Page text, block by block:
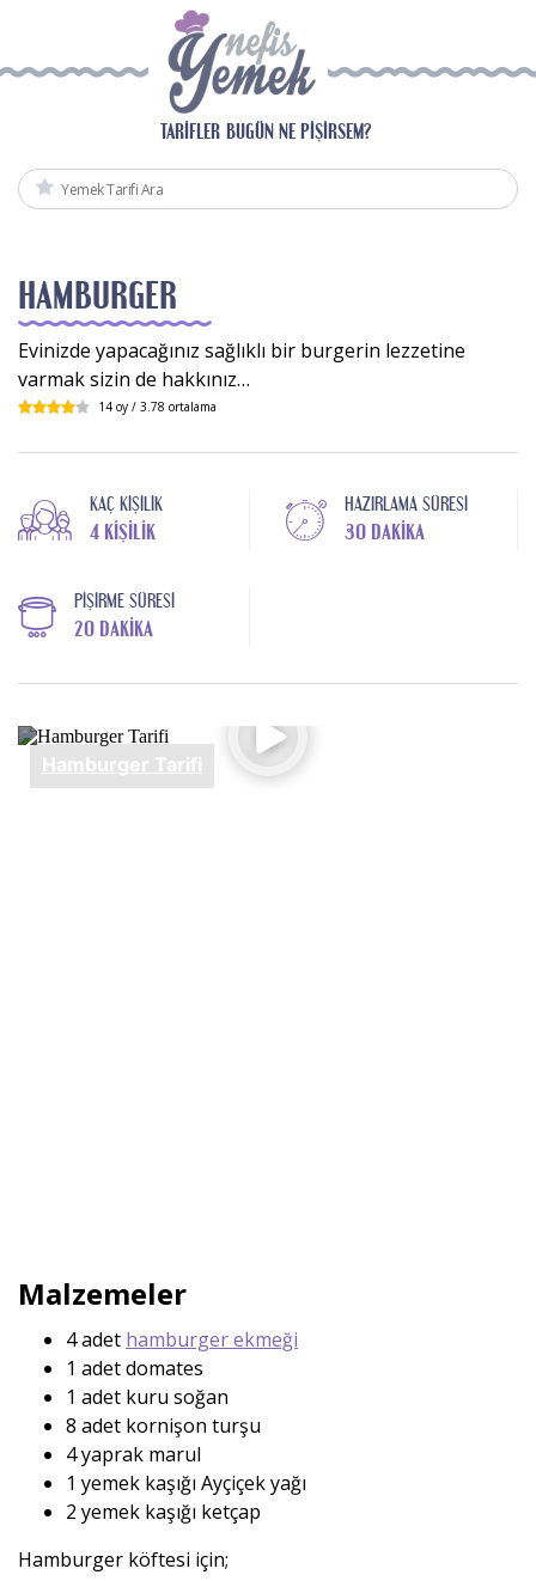
TARIFLER BUGÜN NE PIŞIRSEM?
HAMBURGER
Evinizde yapacağınız sağlıklı bir burgerin lezzetine
varmak sizin de hakkınız…
14 oy / 3.78 ortalama
KAÇ KIŞILIK
4 KIŞILIK
HAZIRLAMA SÜRESI
30 DAKIKA
PIŞIRME SÜRESI
20 DAKIKA
Malzemeler
4 adet hamburger ekmeği
1 adet domates
1 adet kuru soğan
8 adet kornişon turşu
4 yaprak marul
1 yemek kaşığı Ayçiçek yağı
2 yemek kaşığı ketçap
Hamburger köftesi için;